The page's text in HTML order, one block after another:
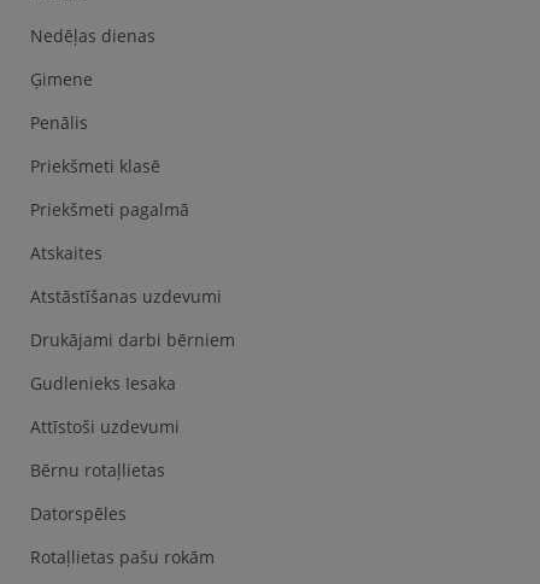
Nedēļas dienas
Ģimene
Penālis
Priekšmeti klasē
Priekšmeti pagalmā
Atskaites
Atstāstīšanas uzdevumi
Drukājami darbi bērniem
Gudlenieks Iesaka
Attīstoši uzdevumi
Bērnu rotaļlietas
Datorspēles
Rotaļlietas pašu rokām